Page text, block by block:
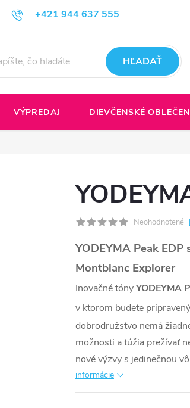
+421 944 637 555
Formulár na odstúpenie do zmluvy
HĽADAŤ
VÝPREDAJ DIEVČENSKÉ
Neohodnotené
YODEYMA Peak
Montblanc Explorer
Inovačné tónyYODEYMA
v ktorom budete
dobrodružstvo nemá
možnosti a túžia prežívať
nové výzvy s jedinečnou
informácie